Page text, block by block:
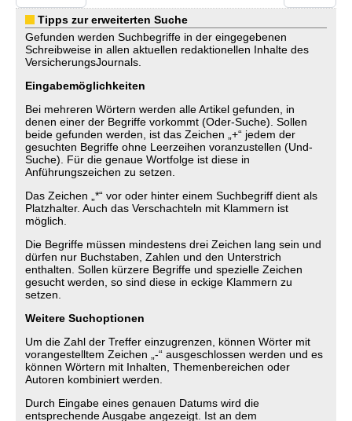
Tipps zur erweiterten Suche
Gefunden werden Suchbegriffe in der eingegebenen
Schreibweise in allen aktuellen redaktionellen Inhalte des
VersicherungsJournals.
Eingabemöglichkeiten
Bei mehreren Wörtern werden alle Artikel gefunden, in
denen einer der Begriffe vorkommt (Oder-Suche). Sollen
beide gefunden werden, ist das Zeichen „+“ jedem der
gesuchten Begriffe ohne Leerzeihen voranzustellen (Und-
Suche). Für die genaue Wortfolge ist diese in
Anführungszeichen zu setzen.
Das Zeichen „*“ vor oder hinter einem Suchbegriff dient als
Platzhalter. Auch das Verschachteln mit Klammern ist
möglich.
Die Begriffe müssen mindestens drei Zeichen lang sein und
dürfen nur Buchstaben, Zahlen und den Unterstrich
enthalten. Sollen kürzere Begriffe und spezielle Zeichen
gesucht werden, so sind diese in eckige Klammern zu
setzen.
Weitere Suchoptionen
Um die Zahl der Treffer einzugrenzen, können Wörter mit
vorangestelltem Zeichen „-“ ausgeschlossen werden und es
können Wörtern mit Inhalten, Themenbereichen oder
Autoren kombiniert werden.
Durch Eingabe eines genauen Datums wird die
entsprechende Ausgabe angezeigt. Ist an dem